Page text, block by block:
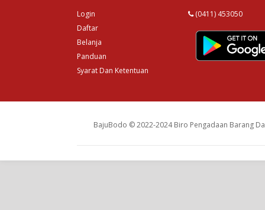
Login
Daftar
Belanja
Panduan
Syarat Dan Ketentuan
(0411) 453050
BajuBodo © 2022-2024 Biro Pengadaan Barang